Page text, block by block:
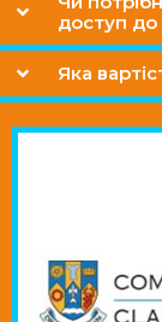
доступ до
Яка